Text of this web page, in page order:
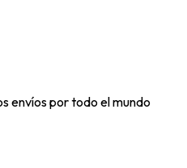
envíos por todo el mundo